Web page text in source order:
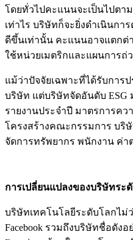
โดยทั่วไปคะแนนจะเป็นไปตา
เท่าไร บริษัทก็จะยิ่งดำเนินกา
ดีขึ้นเท่านั้น คะแนนอาจแตกต่
ใช้หน่วยเมตริกและแผนการ
แม้ว่าปัจจัยเฉพาะที่ได้รับการ
บริษัท แต่บริษัทจัดอันดับ ESG
รายงานประจำปี มาตรการคว
โครงสร้างคณะกรรมการ บริ
จัดการทรัพยากร พนักงาน ค่า
การเปลี่ยนแปลงของบริษัทระ
บริษัทเทคโนโลยีระดับโลกไม่ว่
Facebook รวมถึงบริษัทชื่อดังอ